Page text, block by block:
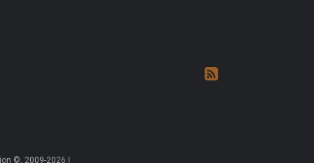
©, 2009-2026 |